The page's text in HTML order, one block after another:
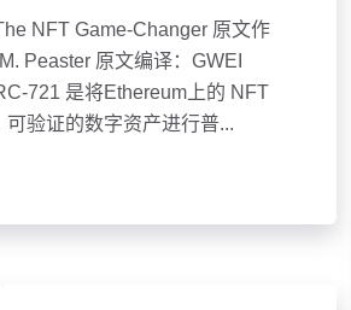
NFT Game-Changer 原文作
Peaster 原文编译：GWEI
721 是将Ethereum上的 NFT
可验证的数字资产进行普...